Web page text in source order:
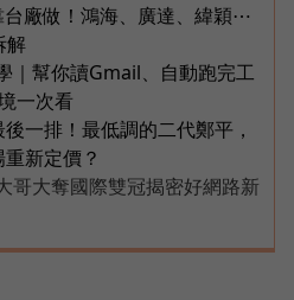
廠做！鴻海、廣達、緯穎⋯
解
｜幫你讀Gmail、自動跑完工
一次看
一排！最低調的二代鄭平，
新定價？
哥大奪國際雙冠揭密好網路新